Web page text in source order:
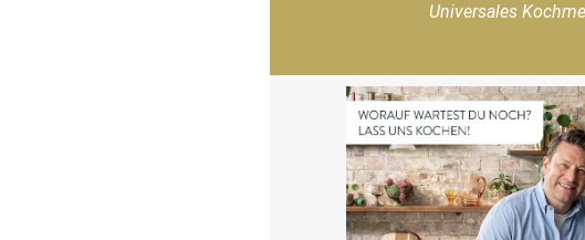
Universales